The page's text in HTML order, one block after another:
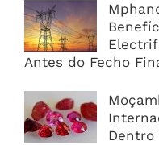
Antes do Fecho
Dentro